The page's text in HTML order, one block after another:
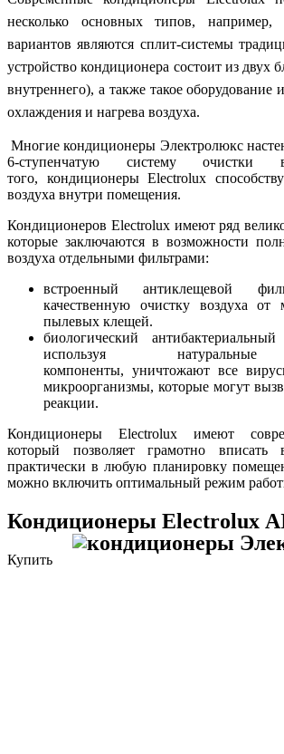
несколько основных типов,
вариантов являются сплит-системы
устройство кондиционера состоит из двух
внутреннего), а также такое оборудование
охлаждения и нагрева воздуха.
Многие кондиционеры Электролюкс
6-ступенчатую систему очистки
того, кондиционеры Electrolux
воздуха внутри помещения.
Кондиционеров Electrolux имеют ряд
которые заключаются в возможности
воздуха отдельными фильтрами:
встроенный антиклещевой
качественную очистку воздуха от
пылевых клещей.
биологический
используя
компоненты, уничтожают все
микроорганизмы, которые могут
реакции.
Кондиционеры Electrolux имеют
который позволяет грамотно вписать
практически в любую планировку
можно включить оптимальный режим
Кондиционеры Electrolux
Купить